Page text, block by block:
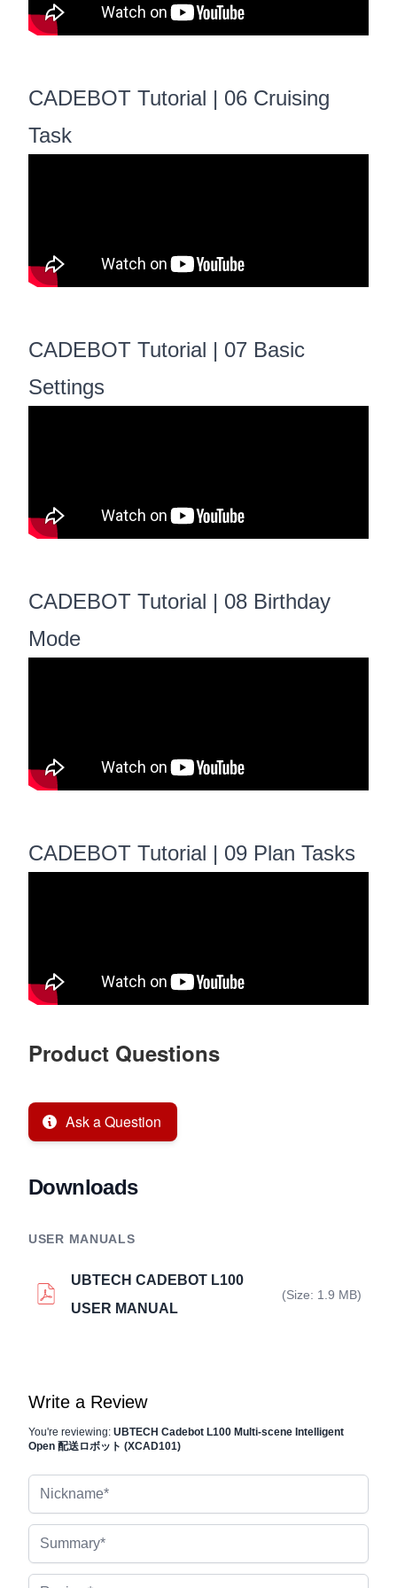
CADEBOT Tutorial | 06 Cruising
Task
CADEBOT Tutorial | 07 Basic
Settings
CADEBOT Tutorial | 08 Birthday
Mode
CADEBOT Tutorial | 09 Plan Tasks
Product Questions
Ask a Question
Downloads
USER MANUALS
UBTECH CADEBOT L100
USER MANUAL
(Size: 1.9 MB)
Write a Review
You're reviewing: UBTECH Cadebot L100 Multi-scene Intelligent
Open 配送ロボット (XCAD101)
Review